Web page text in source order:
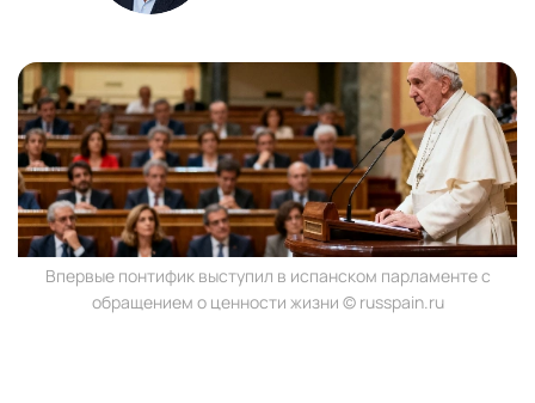
Впервые понтифик выступил в испанском парламенте с
обращением о ценности жизни © russpain.ru